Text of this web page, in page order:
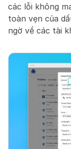
các lỗi không
toàn vẹn của
ngờ về các tài